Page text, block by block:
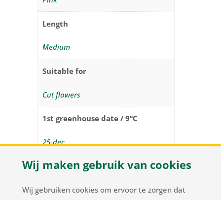
Length
Medium
Suitable for
Cut flowers
1st greenhouse date / 9°C
25-dec
1st Planting week / 5°C (week
Wij maken gebruik van cookies
Wij gebruiken cookies om ervoor te zorgen dat